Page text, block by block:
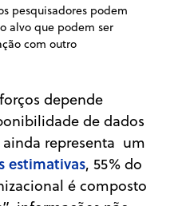
pesquisadores podem
alvo que podem ser
com outro
depende
de dados
representa um
estimativas, 55% do
é composto